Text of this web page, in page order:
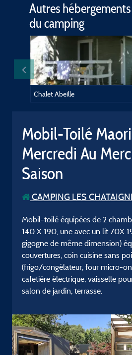
Autres
du camping
Chalet Abeille
Mobil-Toilé
Mercredi Au
Saison
CAMPING LES
Mobil-toilé équipées de 2
140 X 190, une avec un lit 70X
gigogne de même dimension)
couvertures, coin cuisine sans
(frigo/congélateur, four micro-
cafetière électrique, vaisselle
salon de jardin, terrasse.